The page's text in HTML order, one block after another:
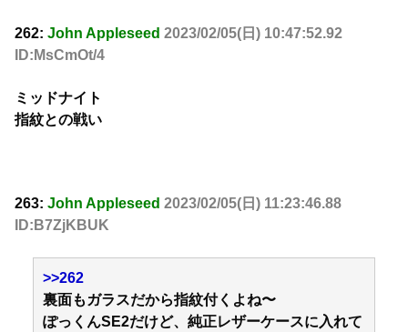
262: John Appleseed 2023/02/05(日) 10:47:52.92
ID:MsCmOt/4
ミッドナイト
指紋との戦い
263: John Appleseed 2023/02/05(日) 11:23:46.88
ID:B7ZjKBUK
>>262
裏面もガラスだから指紋付くよね〜
ぽっくんSE2だけど、純正レザーケースに入れて